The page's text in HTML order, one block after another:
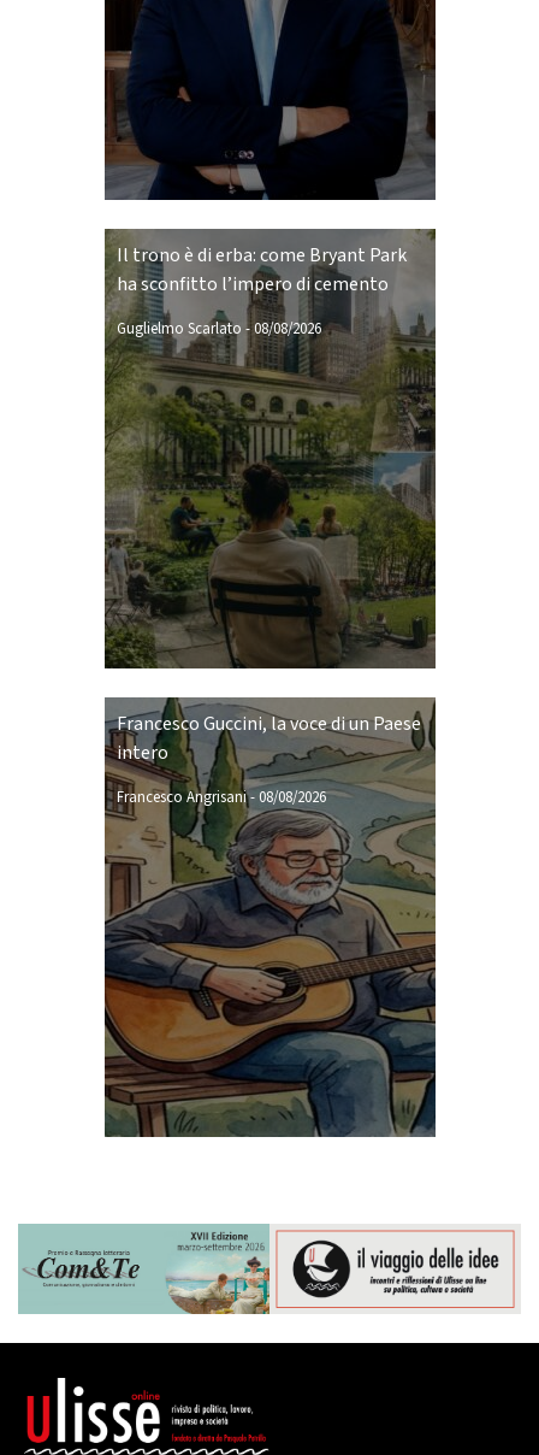
Il trono è di erba: come Bryant Park
ha sconfitto l’impero di cemento
Guglielmo Scarlato -08/08/2026
Francesco Guccini, la voce di un Paese
intero
Francesco Angrisani-08/08/2026